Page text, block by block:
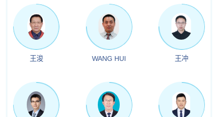
王浚 WANG HUI 王冲